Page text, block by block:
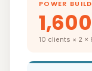
POWER
1,600
10 clients × 2 ×